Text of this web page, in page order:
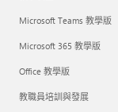
Microsoft Teams 教學版
Microsoft 365 教學版
Office 教學版
教職員培訓與發展